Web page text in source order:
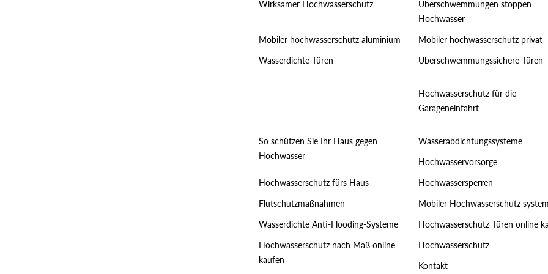
Wirksamer Hochwasserschutz
Überschwemmungen stoppen
Hochwasser
Mobiler hochwasserschutz aluminium
Mobiler hochwasserschutz privat
Wasserdichte Türen
Überschwemmungssichere Türen
Hochwasserschutz für die
Garageneinfahrt
So schützen Sie Ihr Haus gegen
Hochwasser
Wasserabdichtungssysteme
Hochwasservorsorge
Hochwasserschutz fürs Haus
Hochwassersperren
Flutschutzmaßnahmen
Mobiler Hochwasserschutz
Wasserdichte Anti-Flooding-Systeme
Hochwasserschutz Türen online
Hochwasserschutz nach Maß online
kaufen
Hochwasserschutz
Kontakt